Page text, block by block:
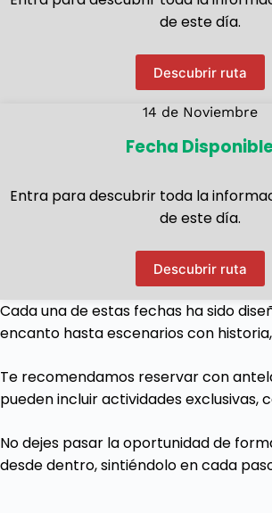
de este día.
Descubrir ruta
14 de Noviembre
Fecha
Entra para descubrir toda la
de este día.
Descubrir ruta
Cada una de estas fechas ha sido
encanto hasta escenarios con
Te recomendamos reservar con
pueden incluir actividades
No dejes pasar la oportunidad de
desde dentro, sintiéndolo en cada